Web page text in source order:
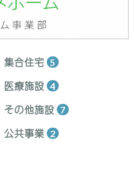
集合住宅 5
医療施設 4
その他施設 7
公共事業 2